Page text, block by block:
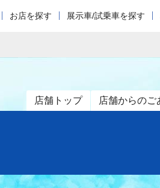
お店を探す 展示車/試乗車を探す
店舗トップ 店舗からのご